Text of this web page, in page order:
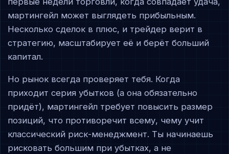
мартингейл может выглядеть прибыльным.
Несколько сделок в плюс, и трейдер верит в
стратегию, масштабирует её и берёт больший
капитал.
Но рынок всегда проверяет тебя. Когда
приходит серия убытков (а она обязательно
придёт), мартингейл требует повысить размер
позиций, что противоречит всему, чему учит
классический риск-менеджмент. Ты начинаешь
рисковать большим при убытках, а не